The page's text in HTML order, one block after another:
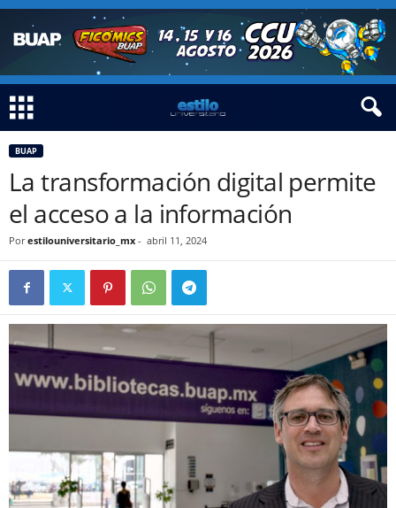
BUAP
La transformación digital permite
el acceso a la información
Por estilouniversitario_mx - abril 11, 2024